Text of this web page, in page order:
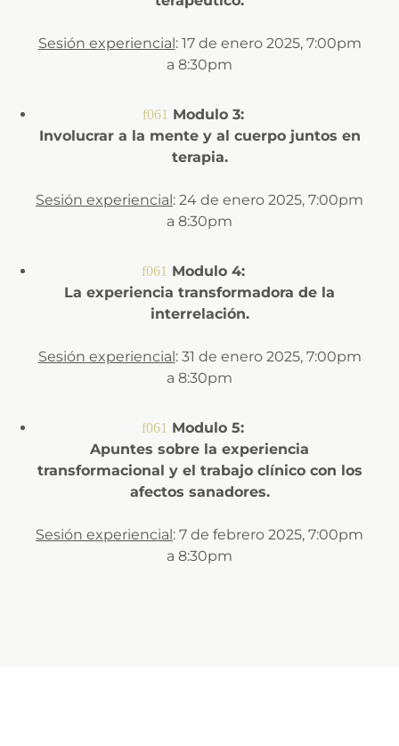
Sesión experiencial : 17 de enero 2025, 7:00pm
a 8:30pm
Modulo 3:
Involucrar a la mente y al cuerpo juntos en
terapia.
Sesión experiencial : 24 de enero 2025, 7:00pm
a 8:30pm
Modulo 4:
La experiencia transformadora de la
interrelación.
Sesión experiencial : 31 de enero 2025, 7:00pm
a 8:30pm
Modulo 5:
Apuntes sobre la experiencia
transformacional y el trabajo clínico con los
afectos sanadores.
Sesión experiencial : 7 de febrero 2025, 7:00pm
a 8:30pm